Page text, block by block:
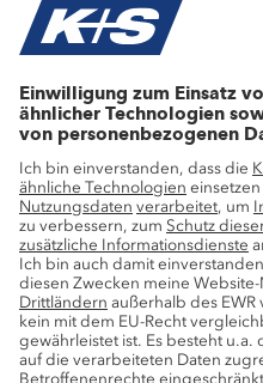
Stellenangebote
Wachstumsprojekte
Innovation
Nachhaltigkeit
Service
Pressekontakte
K+S-Newsletter